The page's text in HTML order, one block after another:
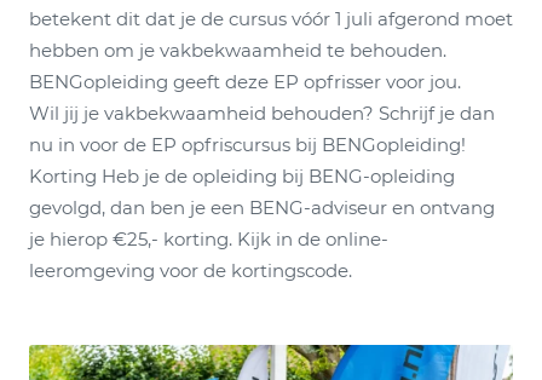
betekent dit dat je de cursus vóór 1 juli afgerond moet
hebben om je vakbekwaamheid te behouden.
BENGopleiding geeft deze EP opfrisser voor jou.
Wil jij je vakbekwaamheid behouden? Schrijf je dan
nu in voor de EP opfriscursus bij BENGopleiding!
Korting Heb je de opleiding bij BENG-opleiding
gevolgd, dan ben je een BENG-adviseur en ontvang
je hierop €25,- korting. Kijk in de online-
leeromgeving voor de kortingscode.